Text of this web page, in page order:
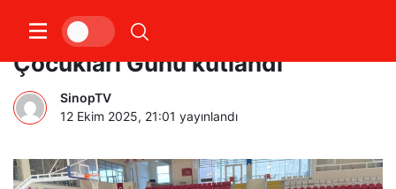
Salıpazarı’nda Dünya Kız
Çocukları Günü kutlandı
SinopTV
12 Ekim 2025, 21:01 yayınlandı